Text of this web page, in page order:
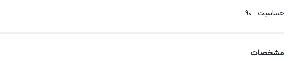
حساسیت : ۹۰
مشخصات